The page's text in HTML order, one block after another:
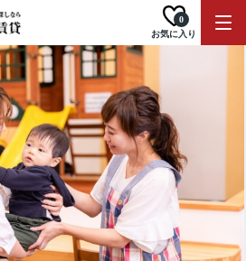
お気に入り
0